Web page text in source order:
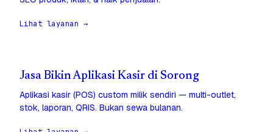
Lihat layanan →
Jasa Bikin Aplikasi Kasir di Sorong
Aplikasi kasir (POS) custom milik sendiri — multi-outlet,
stok, laporan, QRIS. Bukan sewa bulanan.